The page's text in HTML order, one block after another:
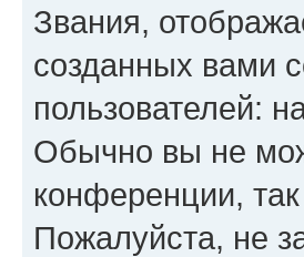
Звания,
созданных вами
пользователей:
Обычно вы не
конференции,
Пожалуйста, не